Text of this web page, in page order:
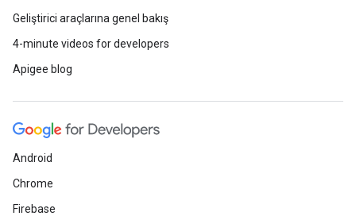
Geliştirici araçlarına genel bakış
4-minute videos for developers
Apigee blog
Android
Chrome
Firebase